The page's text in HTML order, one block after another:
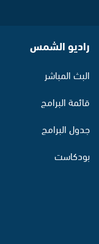
راديو الشمس
البث المباشر
قائمة البرامج
جدول البرامج
بودكاست